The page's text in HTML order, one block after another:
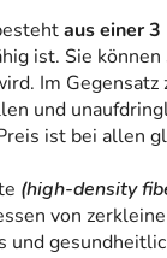
aus einer
ist. Sie
Im
und
ist bei allen
(high-density
von
und